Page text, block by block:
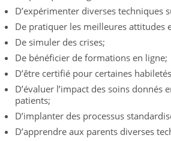
D’expérimenter diverses techniques
De pratiquer les meilleures attitudes
De simuler des crises;
De bénéficier de formations en ligne;
D’être certifié pour certaines
D’évaluer l’impact des soins
patients;
D’implanter des processus
D’apprendre aux parents diverses